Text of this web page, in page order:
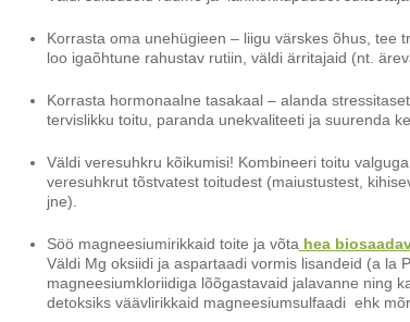
Korrasta oma unehügieen – liigu värskes õhus, tee
loo igaõhtune rahustav rutiin, väldi ärritajaid (nt.
Korrasta hormonaalne tasakaal – alanda
tervislikku toitu, paranda unekvaliteeti ja suurenda
Väldi veresuhkru kõikumisi! Kombineeri toitu
veresuhkrut tõstvatest toitudest (maiustustest,
jne).
Söö magneesiumirikkaid toite ja võta hea
Väldi Mg oksiidi ja aspartaadi vormis lisandeid (a la
magneesiumkloriidiga lõõgastavaid jalavanne ning
detoksiks väävlirikkaid magneesiumsulfaadi ehk